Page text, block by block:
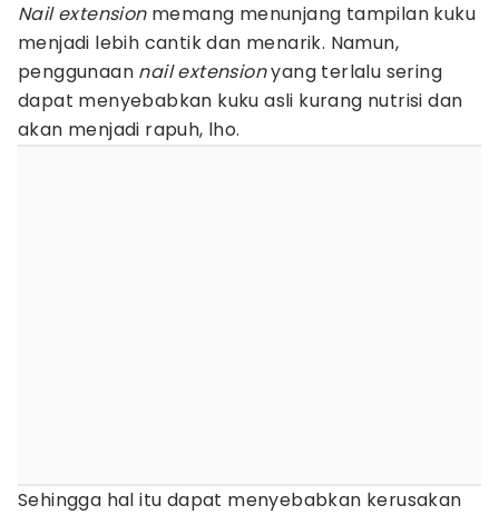
Nail extensionmemang menunjang tampilan kuku
menjadi lebih cantik dan menarik. Namun,
penggunaan nail extensionyang terlalu sering
dapat menyebabkan kuku asli kurang nutrisi dan
akan menjadi rapuh, lho.
Sehingga hal itu dapat menyebabkan kerusakan